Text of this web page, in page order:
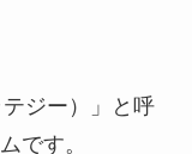
テジー）」と呼
です。